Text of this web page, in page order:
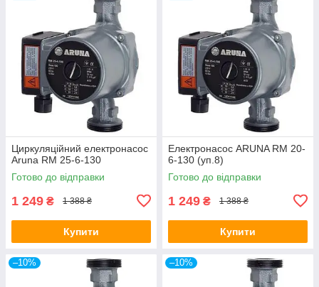
Циркуляційний електронасос
Aruna RM 25-6-130
Готово до відправки
1 249 ₴ 1 388 ₴
Купити
Електронасос ARUNA RM 20-
6-130 (уп.8)
Готово до відправки
1 249 ₴ 1 388 ₴
Купити
–10% –10%